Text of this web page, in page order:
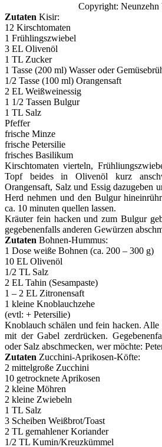
Copyright: Neunzehn
Zutaten Kisir:
12 Kirschtomaten
1 Frühlingszwiebel
3 EL Olivenöl
1 TL Zucker
1 Tasse (200 ml) Wasser oder
1/2 Tasse (100 ml) Orangensaft
2 EL Weißweinessig
1 1/2 Tassen Bulgur
1 TL Salz
Pfeffer
frische Minze
frische Petersilie
frisches Basilikum
Kirschtomaten vierteln,
Topf beides in Olivenöl kurz
Orangensaft, Salz und Essig dazugeben
Herd nehmen und den Bulgur
ca. 10 minuten quellen lassen.
Kräuter fein hacken und zum Bulgur
gegebenenfalls anderen Gewürzen
Zutaten Bohnen-Hummus:
1 Dose weiße Bohnen (ca. 200 – 300 g)
10 EL Olivenöl
1/2 TL Salz
2 EL Tahin (Sesampaste)
1 – 2 EL Zitronensaft
1 kleine Knoblauchzehe
(evtl: + Petersilie)
Knoblauch schälen und fein hacken.
mit der Gabel zerdrücken.
oder Salz abschmecken, wer möchte:
Zutaten Zucchini-Aprikosen-Köfte:
2 mittelgroße Zucchini
10 getrocknete Aprikosen
2 kleine Möhren
2 kleine Zwiebeln
1 TL Salz
3 Scheiben Weißbrot/Toast
2 TL gemahlener Koriander
1/2 TL Kumin/Kreuzkümmel